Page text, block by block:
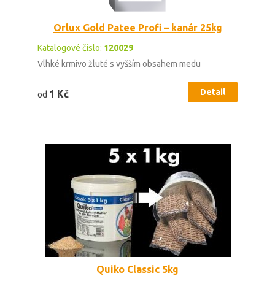
Orlux Gold Patee Profi – kanár 25kg
Katalogové číslo: 120029
Vlhké krmivo žluté s vyšším obsahem medu
od 1 Kč Detail
Quiko Classic 5kg